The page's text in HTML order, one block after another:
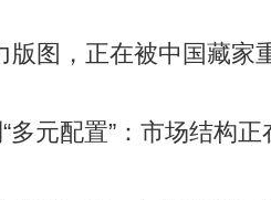
版图，正在被中国藏家
多元配置”：市场结构